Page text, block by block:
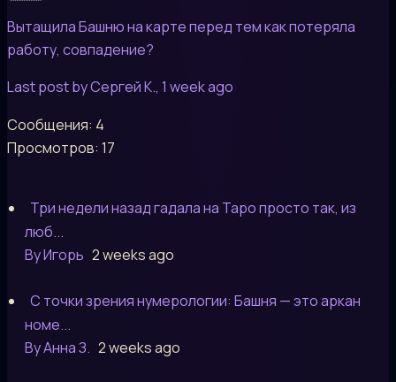
Вытащила Башню на карте перед тем как потеряла
работу, совпадение?
Last post by Сергей К., 1 week ago
Сообщения: 4
Просмотров: 17
Три недели назад гадала на Таро просто так, из
люб...
By Игорь 2 weeks ago
С точки зрения нумерологии: Башня — это аркан
номе...
By Анна З. 2 weeks ago